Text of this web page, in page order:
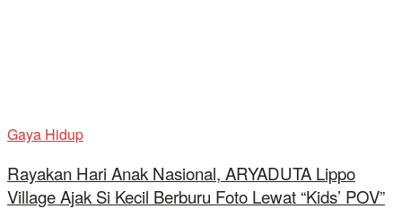
Gaya Hidup
Rayakan Hari Anak Nasional, ARYADUTA Lippo
Village Ajak Si Kecil Berburu Foto Lewat “Kids’ POV”